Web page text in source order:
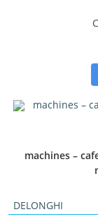
machines –
DELONGHI